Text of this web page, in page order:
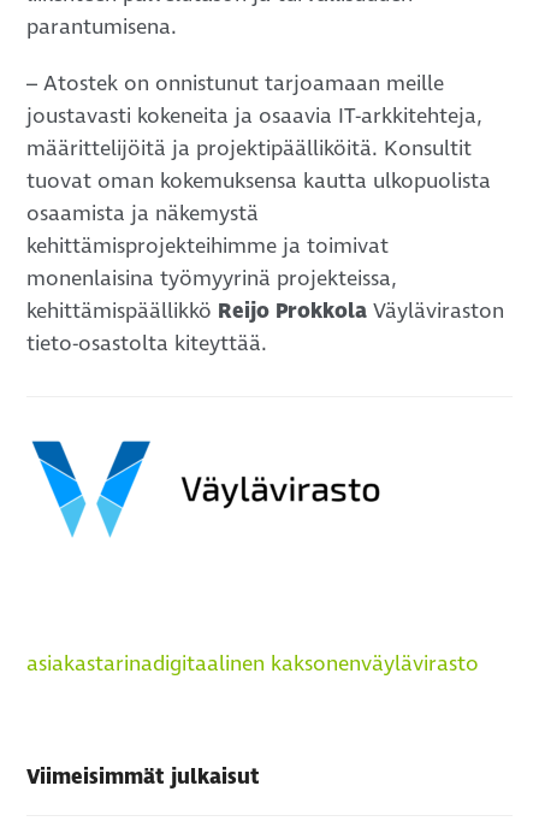
parantumisena.
– Atostek on onnistunut tarjoamaan meille
joustavasti kokeneita ja osaavia IT-arkkitehteja,
määrittelijöitä ja projektipäälliköitä. Konsultit
tuovat oman kokemuksensa kautta ulkopuolista
osaamista ja näkemystä
kehittämisprojekteihimme ja toimivat
monenlaisina työmyyrinä projekteissa,
kehittämispäällikkö Reijo Prokkola Väyläviraston
tieto-osastolta kiteyttää.
asiakastarinadigitaalinen kaksonenväylävirasto
Viimeisimmät julkaisut